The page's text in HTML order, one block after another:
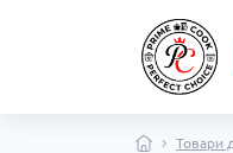
Товари